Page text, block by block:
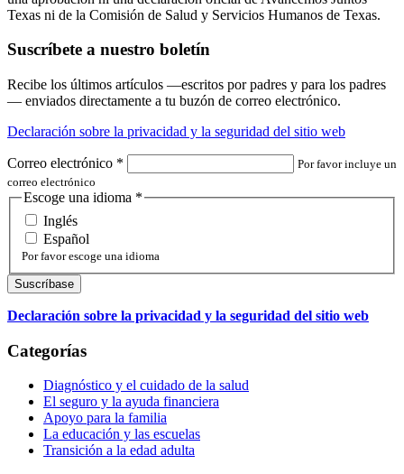
Texas ni de la Comisión de Salud y Servicios Humanos de Texas.
Suscríbete a nuestro boletín
Recibe los últimos artículos —escritos por padres y para los padres
— enviados directamente a tu buzón de correo electrónico.
Declaración sobre la privacidad y la seguridad del sitio web
Correo electrónico *
Por favor incluye un
correo electrónico
Escoge una idioma *
Inglés
Español
Por favor escoge una idioma
Declaración sobre la privacidad y la seguridad del sitio web
Categorías
Diagnóstico y el cuidado de la salud
El seguro y la ayuda financiera
Apoyo para la familia
La educación y las escuelas
Transición a la edad adulta